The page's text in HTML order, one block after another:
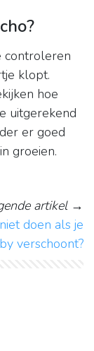
controleren
klopt.
hoe
uitgerekend
er goed
groeien.
artikel→
doen als je
verschoont?